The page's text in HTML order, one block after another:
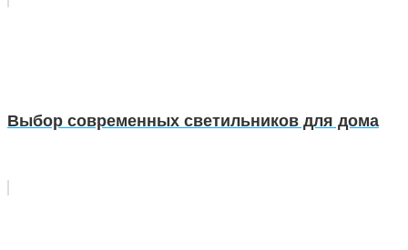
Выбор современных светильников для дома